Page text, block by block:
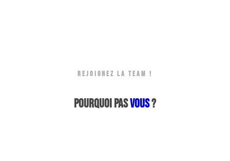
REJOIGNEZ LA TEAM !
Pourquoi pasvous?